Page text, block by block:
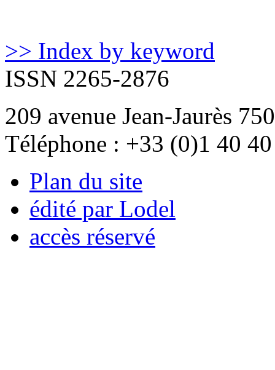
>> Index by keyword
ISSN 2265-2876
209 avenue Jean-Jaurès
Téléphone : +33 (0)1 40
Plan du site
édité par Lodel
accès réservé